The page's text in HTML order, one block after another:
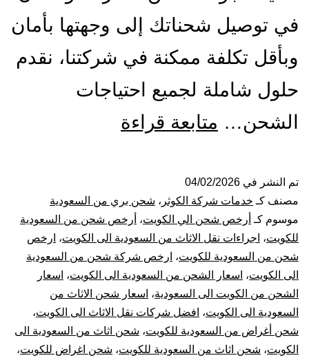
في توصيل شحناتك إلى وجهتها بأمان
وبأقل تكلفة ممكنة في شركتنا، نقدم
حلول شاملة لجميع احتياجات
الشحن… متابعة قراءة
السعودية
الي
الكويت
|
نقل
تم النشر في 04/02/2026
مصنف كـ خدمات شركة الكوثر ، شحن بري من السعودية
موسوم كـ أرخص شحن الي الكويت، أرخص شحن من السعودية
للكويت، اجراءات نقل الاثاث من السعودية الى الكويت، ارخص
شحن من السعودية للكويت، ارخص شركة شحن من السعودية
الى الكويت، اسعار الشحن من السعودية الى الكويت، اسعار
الشحن من الكويت الى السعودية، اسعار شحن الاثاث من
السعودية الى الكويت، افضل شركات نقل الاثاث الى الكويت،
شحن أغراض من السعودية للكويت، شحن اثاث من السعودية الى
الكويت، شحن اثاث من السعودية للكويت، شحن اغراض للكويت،